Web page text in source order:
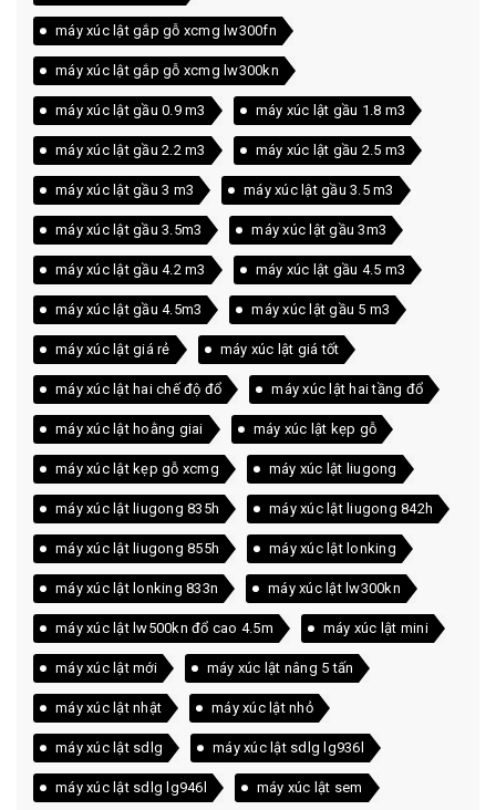
máy xúc lật gắp gỗ xcmg lw300fn
máy xúc lật gắp gỗ xcmg lw300kn
máy xúc lật gầu 0.9 m3 máy xúc lật gầu 1.8 m3
máy xúc lật gầu 2.2 m3 máy xúc lật gầu 2.5 m3
máy xúc lật gầu 3 m3 máy xúc lật gầu 3.5 m3
máy xúc lật gầu 3.5m3 máy xúc lật gầu 3m3
máy xúc lật gầu 4.2 m3 máy xúc lật gầu 4.5 m3
máy xúc lật gầu 4.5m3 máy xúc lật gầu 5 m3
máy xúc lật giá rẻ máy xúc lật giá tốt
máy xúc lật hai chế độ đổ máy xúc lật hai tầng đổ
máy xúc lật hoằng giai máy xúc lật kẹp gỗ
máy xúc lật kẹp gỗ xcmg máy xúc lật liugong
máy xúc lật liugong 835h máy xúc lật liugong 842h
máy xúc lật liugong 855h máy xúc lật lonking
máy xúc lật lonking 833n máy xúc lật lw300kn
máy xúc lật lw500kn đổ cao 4.5m máy xúc lật mini
máy xúc lật mới máy xúc lật nâng 5 tấn
máy xúc lật nhật máy xúc lật nhỏ
máy xúc lật sdlg máy xúc lật sdlg lg936l
máy xúc lật sdlg lg946l máy xúc lật sem